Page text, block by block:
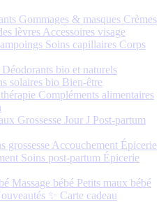
Gommages & masques Crèmes
lèvres Accessoires visage
Soins capillaires Corps
Déodorants bio et naturels
solaires bio Bien-être
Compléments alimentaires
Grossesse Jour J Post-partum
grossesse Accouchement Épicerie
Soins post-partum Épicerie
Massage bébé Petits maux bébé
✨ Carte cadeau